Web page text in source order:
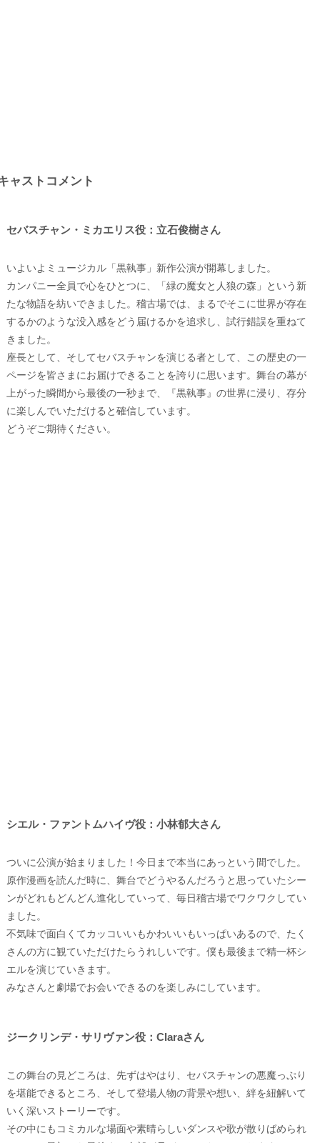
ャストコメント
セバスチャン・ミカエリス役：立石俊樹さん
いよいよミュージカル「黒執事」新作公演が開幕しました。
カンパニー全員で心をひとつに、「緑の魔女と人狼の森」という新
たな物語を紡いできました。稽古場では、まるでそこに世界が存在
するかのような没入感をどう届けるかを追求し、試行錯誤を重ねて
きました。
座長として、そしてセバスチャンを演じる者として、この歴史の一
ページを皆さまにお届けできることを誇りに思います。舞台の幕が
上がった瞬間から最後の一秒まで、『黒執事』の世界に浸り、存分
に楽しんでいただけると確信しています。
どうぞご期待ください。
シエル・ファントムハイヴ役：小林郁大さん
ついに公演が始まりました！今日まで本当にあっという間でした。
原作漫画を読んだ時に、舞台でどうやるんだろうと思っていたシー
ンがどれもどんどん進化していって、毎日稽古場でワクワクしてい
ました。
不気味で面白くてカッコいいもかわいいもいっぱいあるので、たく
さんの方に観ていただけたらうれしいです。僕も最後まで精一杯シ
エルを演じていきます。
みなさんと劇場でお会いできるのを楽しみにしています。
ジークリンデ・サリヴァン役：Claraさん
この舞台の見どころは、先ずはやはり、セバスチャンの悪魔っぷり
を堪能できるところ、そして登場人物の背景や想い、絆を紐解いて
いく深いストーリーです。
その中にもコミカルな場面や素晴らしいダンスや歌が散りばめられ